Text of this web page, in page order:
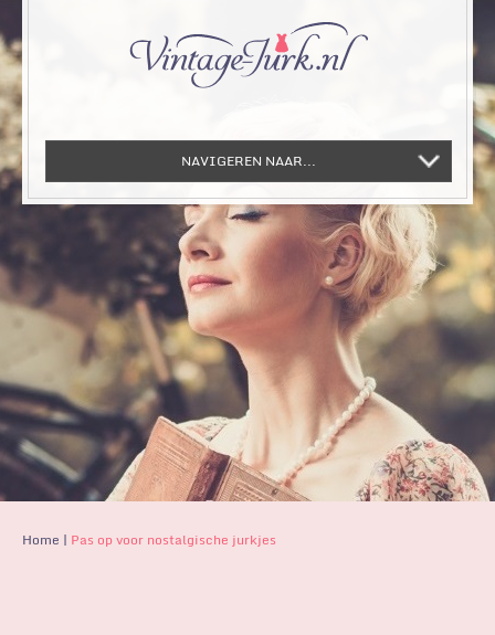
NAVIGEREN NAAR...
Home | Pas op voor nostalgische jurkjes